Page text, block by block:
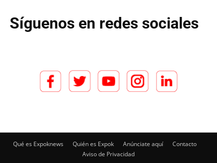
Síguenos en redes sociales
Qué es Expoknews Quién es Expok Anúnciate aquí
Contacto
Aviso de Privacidad